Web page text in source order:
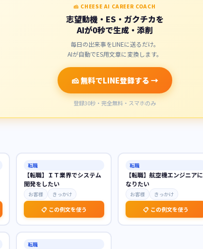
🧀 CHEESE AI CAREER COACH
志望動機・ES・ガクチカを
AIが0秒で生成・添削
毎日の出来事をLINEに送るだけ。
AIが自動でES用文章に変換します。
🧀 無料でLINE登録する →
登録30秒・完全無料・スマホのみ
転職
【転職】ＩＴ業界でシステム
開発をしたい
お客様 きっかけ
📋 この例文を使う
転職
【転職】航空機エンジニアに
なりたい
お客様 きっかけ
📋 この例文を使う
転職